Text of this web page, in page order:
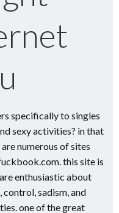
specifically to singles
sexy activities? in that
numerous of sites
this site is
enthusiastic about
sadism, and
one of the great